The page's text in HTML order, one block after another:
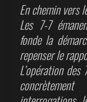
En chemin vers
Les 7-7
fonde la
repenser le
L’opération